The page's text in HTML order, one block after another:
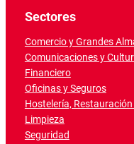
Sectores
Comercio y Grandes
Comunicaciones y
Financiero
Oficinas y Seguros
Hostelería,
Limpieza
Seguridad